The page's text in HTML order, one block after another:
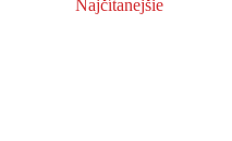
Najčítanejšie